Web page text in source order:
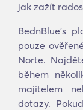
jak zažít
BednBlue's
pouze
Norte.
během
majitelem
dotazy.